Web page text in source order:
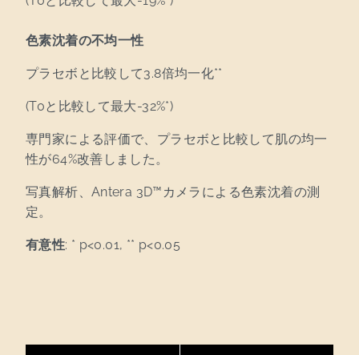
色素沈着の不均一性
プラセボと比較して3.8倍均一化**
(T0と比較して最大-32%*)
専門家による評価で、プラセボと比較して肌の均一
性が64%改善しました。
写真解析、Antera 3D™カメラによる色素沈着の測
定。
有意性: * p<0.01, ** p<0.05